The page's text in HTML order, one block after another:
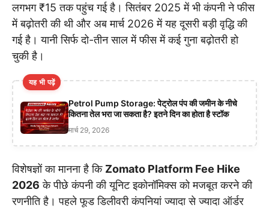
लगभग ₹15 तक पहुंच गई है। सितंबर 2025 में भी कंपनी ने फीस
में बढ़ोतरी की थी और अब मार्च 2026 में यह दूसरी बड़ी वृद्धि की
गई है। यानी सिर्फ दो-तीन साल में फीस में कई गुना बढ़ोतरी हो
चुकी है।
यह भी पढ़ें
Petrol Pump Storage: पेट्रोल पंप की जमीन के नीचे
कितना तेल भरा जा सकता है? इतने दिन का होता है स्टॉक
मार्च 29, 2026
विशेषज्ञों का मानना है कि Zomato Platform Fee Hike
2026 के पीछे कंपनी की यूनिट इकोनॉमिक्स को मजबूत करने की
रणनीति है। पहले फूड डिलीवरी कंपनियां ज्यादा से ज्यादा ऑर्डर